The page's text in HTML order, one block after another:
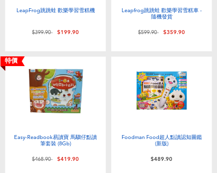
LeapFrog跳跳蛙 歡樂學習雪糕機
價格從
$399.90至$199.90
Leapfrog跳跳蛙 歡樂學習雪糕車 -
隨機發貨
價格從
$599.90至$359.90
特價
Easy-Readbook易讀寶 馬騮仔點讀
筆套裝 (8Gb)
價格從
$468.90至$419.90
Foodman Food超人點讀認知圖鑑
(新版)
$489.90